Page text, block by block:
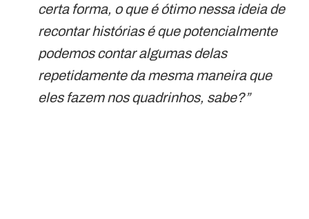
certa forma, o que é ótimo nessa ideia de
recontar histórias é que potencialmente
podemos contar algumas delas
repetidamente da mesma maneira que
eles fazem nos quadrinhos, sabe?”